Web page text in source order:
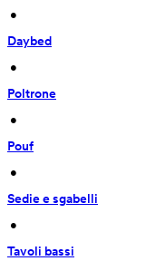
•
Daybed
•
Poltrone
•
Pouf
•
Sedie e sgabelli
•
Tavoli bassi